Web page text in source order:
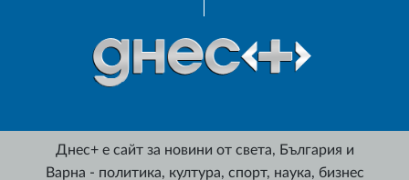
Днес+ е сайт за новини от света, България и
Варна - политика, култура, спорт, наука, бизнес